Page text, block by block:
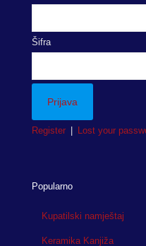
Šifra
Register | Lost your
Popularno
Kupatilski namještaj
Keramika Kanjiža